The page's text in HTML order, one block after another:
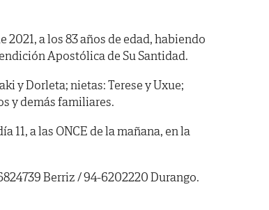
a los 83 años de edad, habiendo
Apostólica de Su Santidad.
y Dorleta; nietas: Terese y Uxue;
y demás familiares.
11, a las ONCE de la mañana, en la
Berriz / 94-6202220 Durango.